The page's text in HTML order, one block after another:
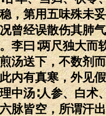
，第用五味殊未
曾经误散伤其肺
李曰∶两尺独大而
汤送下，不数剂
内有真寒，外见
中汤∶人参、白术
脉皆空，所谓汗